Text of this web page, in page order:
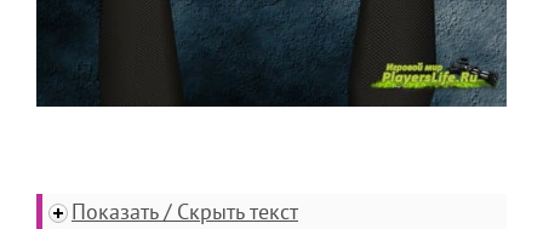
Показать / Скрыть текст